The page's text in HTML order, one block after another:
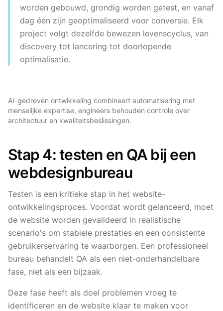
worden gebouwd, grondig worden getest, en vanaf
dag één zijn geoptimaliseerd voor conversie. Elk
project volgt dezelfde bewezen levenscyclus, van
discovery tot lancering tot doorlopende
optimalisatie.
AI-gedreven ontwikkeling combineert automatisering met
menselijke expertise, engineers behouden controle over
architectuur en kwaliteitsbeslissingen.
Stap 4: testen en QA bij een
webdesignbureau
Testen is een kritieke stap in het website-
ontwikkelingsproces. Voordat wordt gelanceerd, moet
de website worden gevalideerd in realistische
scenario's om stabiele prestaties en een consistente
gebruikerservaring te waarborgen. Een professioneel
bureau behandelt QA als een niet-onderhandelbare
fase, niet als een bijzaak.
Deze fase heeft als doel problemen vroeg te
identificeren en de website klaar te maken voor